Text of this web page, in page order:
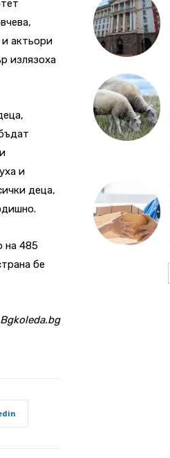
актьори
излязоха
и
деца,
на 485
бе